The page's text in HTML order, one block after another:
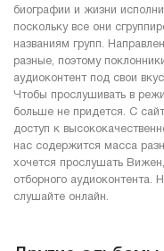
биографии и жизни
поскольку все они
названиям групп.
разные, поэтому
аудиоконтент под свои
Чтобы прослушивать в
больше не придется. С
доступ к
нас содержится масса
хочется прослушать
отборного аудиоконтента.
слушайте онлайн.